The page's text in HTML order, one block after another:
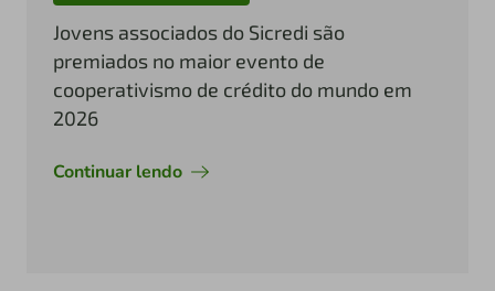
Jovens associados do Sicredi são
premiados no maior evento de
cooperativismo de crédito do mundo em
2026
Continuar lendo